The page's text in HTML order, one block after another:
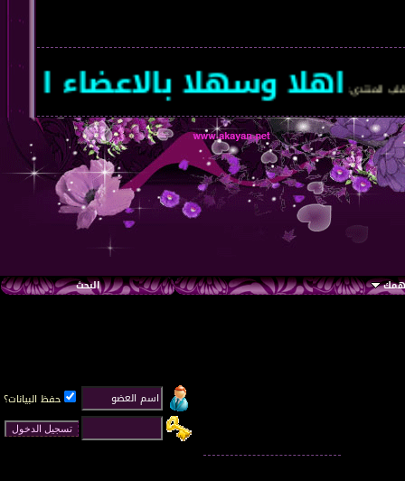
: اهلا وسهلا بالاعضاء
البحث
حفظ البيانات؟